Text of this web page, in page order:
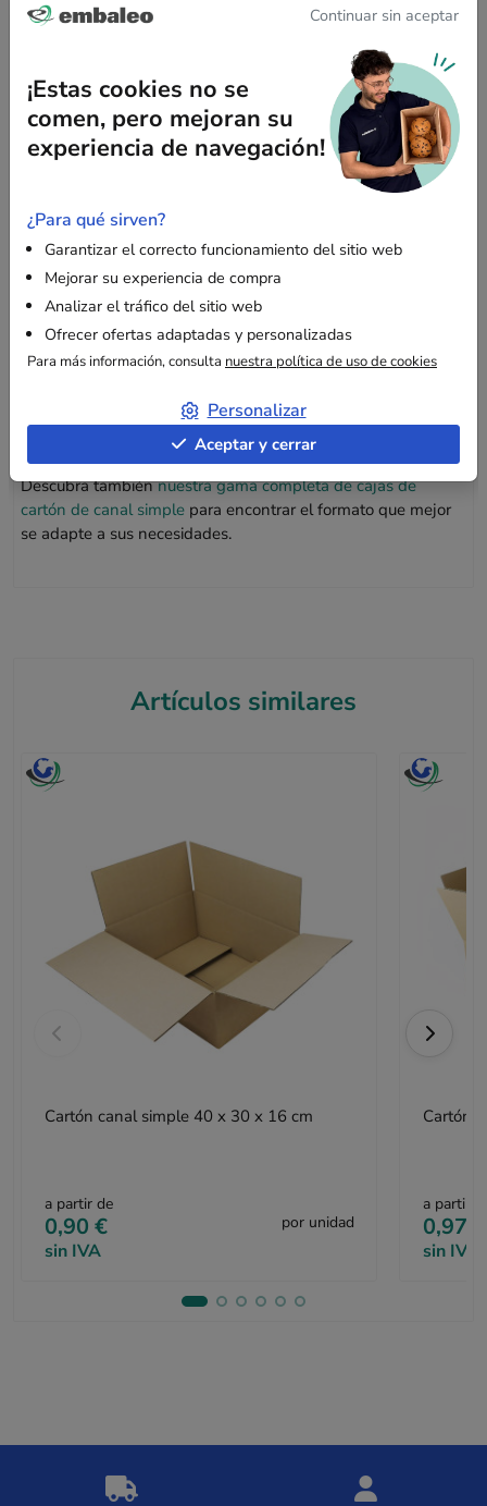
Ligereza: fácil de manipular y transportar.
: solución de embalaje de bajo coste para
sus envíos.
Formato rectangular: práctico para apilar y
optimizado para el almacenamiento.
: las medidas pueden variar
±1 cm.
Usos recomendados
Se recomienda esta caja para embalar textiles, libros, piezas
de repuesto ligeras o artículos de decoración. También puede
Descubra tambiénnuestra gama completa de cajas de
cartón de canal simple para encontrar el formato que mejor
se adapte a sus necesidades.
Artículos similares
Cartón canal simple 40 x 30 x 16 cm
a partir de
0,90 €
sin IVA
por unidad
a partir
0,97 €
sin IVA
Continuar sin aceptar
¡Estas cookies no se
comen, pero mejoran su
experiencia de navegación!
¿Para qué sirven?
Garantizar el correcto funcionamiento del sitio web
Mejorar su experiencia de compra
Analizar el tráfico del sitio web
Ofrecer ofertas adaptadas y personalizadas
Para más información, consulta nuestra política de uso de cookies
Personalizar
Aceptar y cerrar